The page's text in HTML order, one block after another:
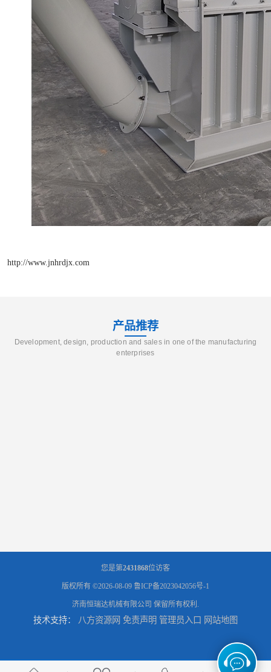
http://www.jnhrdjx.com
产品推荐
Development, design, production and sales in one of the manufacturing
enterprises
您是第2431868位访客
版权所有 ©2026-08-09 鲁ICP备2023042056号-1
济南恒瑞达机械有限公司 保留所有权利.
技术支持： 八方资源网 免责声明 管理员入口 网站地图